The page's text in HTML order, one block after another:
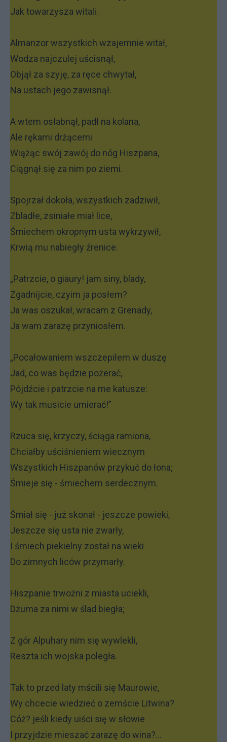
Jak towarzysza witali.
Almanzor wszystkich wzajemnie witał,
Wodza najczulej uścisnął,
Objął za szyję, za ręce chwytał,
Na ustach jego zawisnął.
A wtem osłabnął, padł na kolana,
Ale rękami drżącemi
Wiążąc swój zawój do nóg Hiszpana,
Ciągnął się za nim po ziemi.
Spojrzał dokoła, wszystkich zadziwił,
Zbladłe, zsiniałe miał lice,
Śmiechem okropnym usta wykrzywił,
Krwią mu nabiegły źrenice.
„Patrzcie, o giaury! jam siny, blady,
Zgadnijcie, czyim ja posłem?
Ja was oszukał, wracam z Grenady,
Ja wam zarazę przyniosłem.
„Pocałowaniem wszczepiłem w duszę
Jad, co was będzie pożerać,
Pójdźcie i patrzcie na me katusze:
Wy tak musicie umierać!”
Rzuca się, krzyczy, ściąga ramiona,
Chciałby uściśnieniem wiecznym
Wszystkich Hiszpanów przykuć do łona;
Śmieje się - śmiechem serdecznym.
Śmiał się - już skonał - jeszcze powieki,
Jeszcze się usta nie zwarły,
I śmiech piekielny został na wieki
Do zimnych liców przymarły.
Hiszpanie trwożni z miasta uciekli,
Dżuma za nimi w ślad biegła;
Z gór Alpuhary nim się wywlekli,
Reszta ich wojska poległa.
Tak to przed laty mścili się Maurowie,
Wy chcecie wiedzieć o zemście Litwina?
Cóż? jeśli kiedy uiści się w słowie
I przyjdzie mieszać zarazę do wina?...